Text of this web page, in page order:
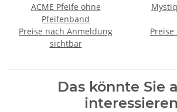
ACME Pfeife ohne
Pfeifenband
Preise nach Anmeldung
sichtbar
Das könnte Sie
interessieren